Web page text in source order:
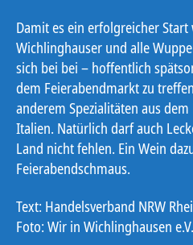
Damit es ein erfolgreicher
Wichlinghauser und alle
sich bei bei – hoffentlich
dem Feierabendmarkt zu
anderem Spezialitäten aus
Italien. Natürlich darf auch
Land nicht fehlen. Ein Wein
Feierabendschmaus.
Text: Handelsverband NRW
Foto: Wir in Wichlinghausen e.V.